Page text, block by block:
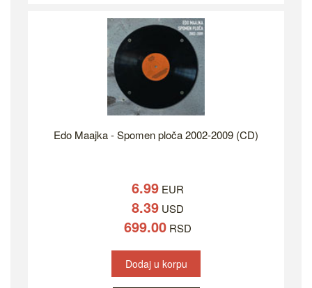
Edo Maajka - Spomen ploča 2002-2009 (CD)
6.99 EUR
8.39 USD
699.00 RSD
Dodaj u korpu